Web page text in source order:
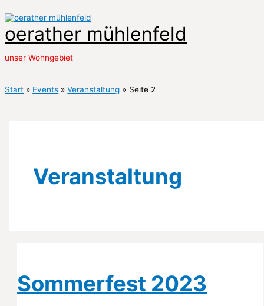
Inhalt
oerather mühlenfeld
unser Wohngebiet
Start
Events Veranstaltung Seite 2
Veranstaltung
Sommerfest 2023